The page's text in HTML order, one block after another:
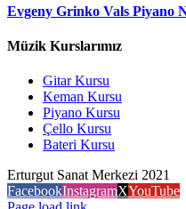
Evgeny Grinko Vals Piyano
Müzik Kurslarımız
Gitar Kursu
Keman Kursu
Piyano Kursu
Çello Kursu
Bateri Kursu
Erturgut Sanat Merkezi 2021
FacebookInstagramXYouTube